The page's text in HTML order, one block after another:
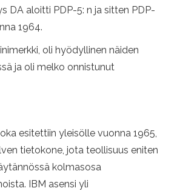
DA aloitti PDP-5: n ja sitten PDP-
1964.
oli hyödyllinen näiden
ja oli melko onnistunut
esitettiin yleisölle vuonna 1965,
tietokone, jota teollisuus eniten
kolmasosa
IBM asensi yli